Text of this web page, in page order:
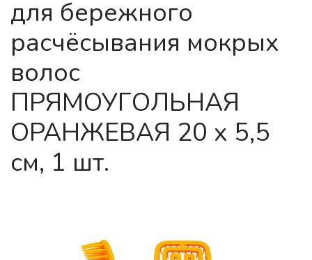
для бережного
расчёсывания мокрых
волос
ПРЯМОУГОЛЬНАЯ
ОРАНЖЕВАЯ 20 х 5,5
см, 1 шт.